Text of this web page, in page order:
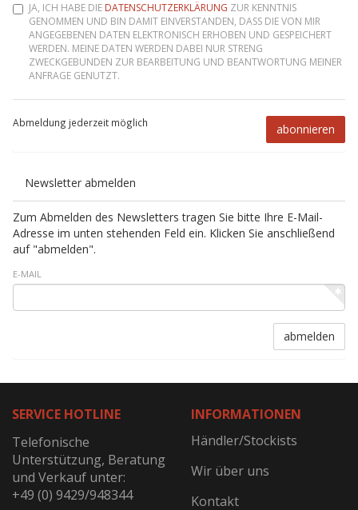
JA, ICH HABE DIE DATENSCHUTZERKLÄRUNG ZUR KENNTNIS
GENOMMEN UND BIN DAMIT EINVERSTANDEN, DASS DIE VON MIR
ANGEGEBENEN DATEN ELEKTRONISCH ERHOBEN UND GESPEICHERT
WERDEN. MEINE DATEN WERDEN DABEI NUR STRENG
ZWECKGEBUNDEN ZUR BEARBEITUNG UND BEANTWORTUNG MEINER
ANFRAGE GENUTZT.
abonnieren
Abmeldung jederzeit möglich
Newsletter abmelden
Zum Abmelden des Newsletters tragen Sie bitte Ihre E-Mail-
Adresse im unten stehenden Feld ein. Klicken Sie anschließend
auf "abmelden".
E-MAIL
abmelden
SERVICE HOTLINE
Telefonische
Unterstützung, Beratung
und Verkauf unter:
+49 (0) 9429/948344
INFORMATIONEN
Händler/Stockists
Wir über uns
Kontakt